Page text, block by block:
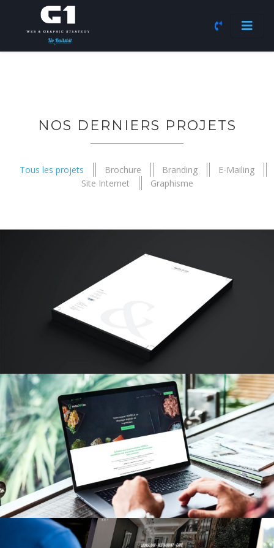
NOS DERNIERS PROJETS
Tous les projets Brochure Branding
E-Mailing
Site Internet
Graphisme